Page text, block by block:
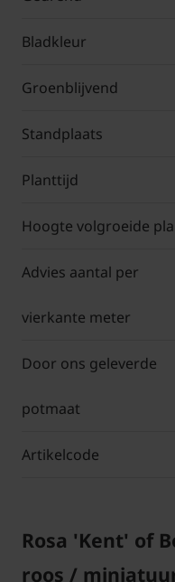
Bladkleur
Groenblijvend
Standplaats
Planttijd
Hoogte volgroeide
Advies aantal per
vierkante meter
Door ons geleverde
potmaat
Artikelcode
Rosa 'Kent' of
roos /